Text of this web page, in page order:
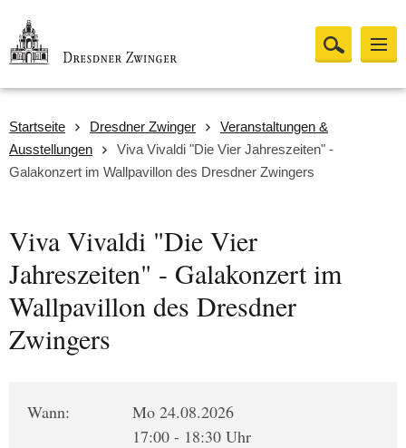
Startseite Dresdner Zwinger
Veranstaltungen &
Ausstellungen
Viva Vivaldi "Die Vier Jahreszeiten" -
Galakonzert im Wallpavillon des Dresdner Zwingers
Viva Vivaldi "Die Vier
Jahreszeiten" - Galakonzert im
Wallpavillon des Dresdner
Zwingers
Wann:
Mo 24.08.2026
17:00 - 18:30 Uhr